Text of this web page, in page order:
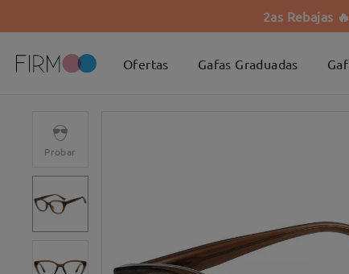
2as Rebajas
Ofertas Gafas Graduadas
Probar